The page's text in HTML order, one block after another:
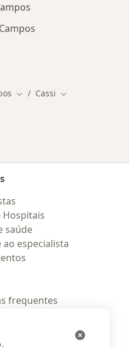
Mudar de cidade
Cassi Mudar de cidade
Hospitais
saúde
especialista
frequentes